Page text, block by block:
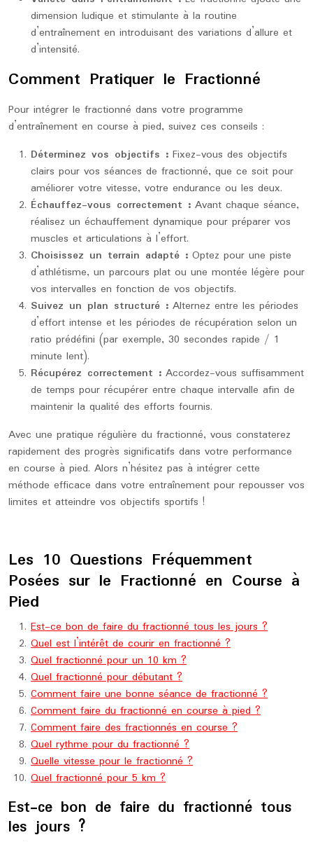
dimension ludique et stimulante à la routine
d’entraînement en introduisant des variations d’allure et
d’intensité.
Comment Pratiquer le Fractionné
Pour intégrer le fractionné dans votre programme
d’entraînement en course à pied, suivez ces conseils :
Déterminez vos objectifs : Fixez-vous des objectifs
clairs pour vos séances de fractionné, que ce soit pour
améliorer votre vitesse, votre endurance ou les deux.
Échauffez-vous correctement : Avant chaque séance,
réalisez un échauffement dynamique pour préparer vos
muscles et articulations à l’effort.
Choisissez un terrain adapté : Optez pour une piste
d’athlétisme, un parcours plat ou une montée légère pour
vos intervalles en fonction de vos objectifs.
Suivez un plan structuré : Alternez entre les périodes
d’effort intense et les périodes de récupération selon un
ratio prédéfini (par exemple, 30 secondes rapide / 1
minute lent).
Récupérez correctement : Accordez-vous suffisamment
de temps pour récupérer entre chaque intervalle afin de
maintenir la qualité des efforts fournis.
Avec une pratique régulière du fractionné, vous constaterez
rapidement des progrès significatifs dans votre performance
en course à pied. Alors n’hésitez pas à intégrer cette
méthode efficace dans votre entraînement pour repousser vos
limites et atteindre vos objectifs sportifs !
Les 10 Questions Fréquemment
Posées sur le Fractionné en Course à
Pied
Est-ce bon de faire du fractionné tous les jours ?
Quel est l’intérêt de courir en fractionné ?
Quel fractionné pour un 10 km ?
Quel fractionné pour débutant ?
Comment faire une bonne séance de fractionné ?
Comment faire du fractionné en course à pied ?
Comment faire des fractionnés en course ?
Quel rythme pour du fractionné ?
Quelle vitesse pour le fractionné ?
Quel fractionné pour 5 km ?
Est-ce bon de faire du fractionné tous
les jours ?